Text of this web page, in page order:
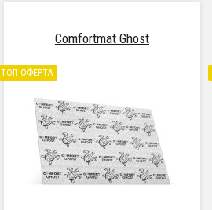
Comfortmat Ghost
ТОП ОФЕРТА